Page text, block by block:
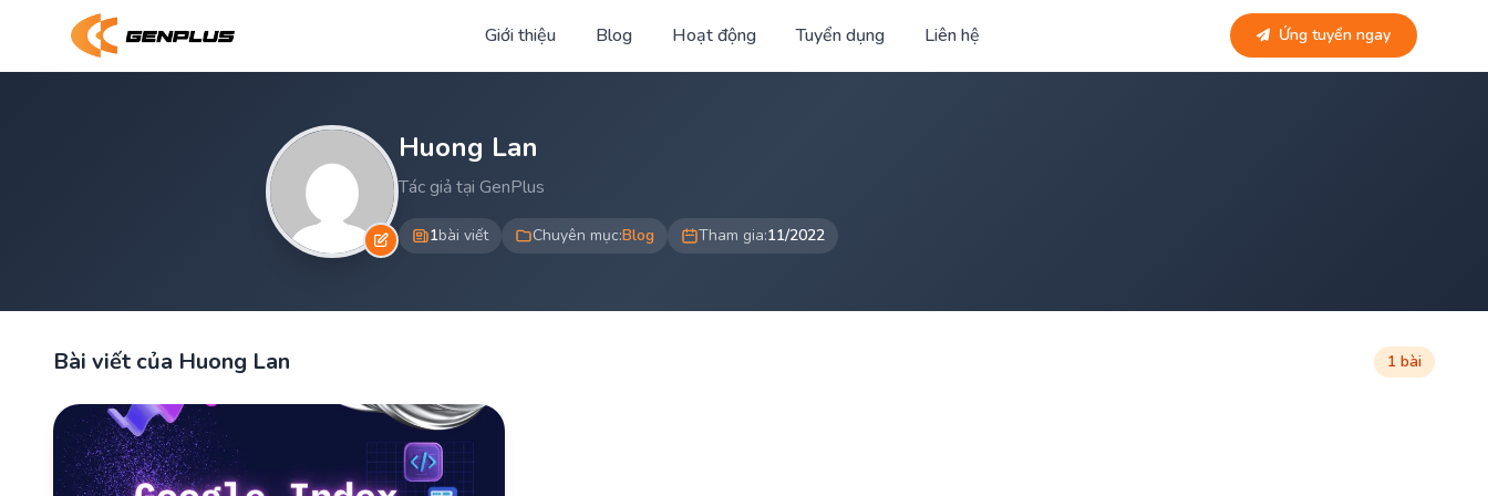
Giới thiệu Blog Hoạt động Tuyển dụng Liên hệ Ứng tuyển ngay
Huong Lan
Tác giả tại GenPlus
1bài viết Chuyên mục:Blog Tham gia:11/2022
Bài viết của Huong Lan 1 bài